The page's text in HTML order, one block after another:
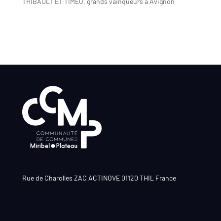
Rue de Charolles ZAC ACTINOVE 01120 THIL France